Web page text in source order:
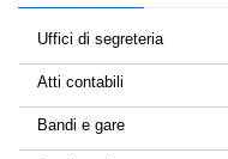
Uffici di segreteria
Atti contabili
Bandi e gare